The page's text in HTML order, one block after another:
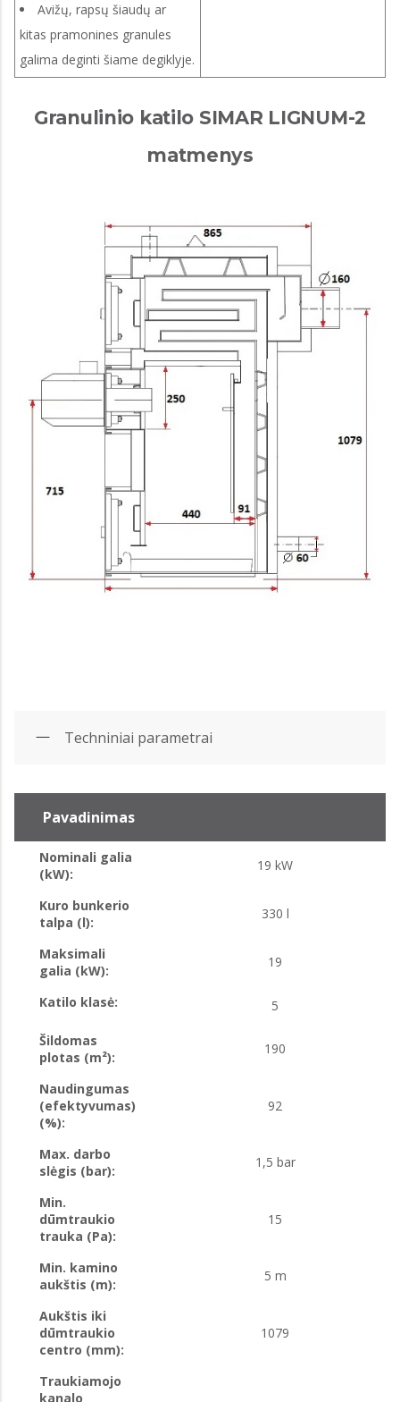
Avižų, rapsų šiaudų ar
kitas pramonines granules
galima deginti šiame degiklyje.
Granulinio katilo SIMAR LIGNUM-2
matmenys
Techniniai parametrai
Pavadinimas
Nominali galia
(kW):
19 kW
Kuro bunkerio
talpa (l):
330 l
Maksimali
galia (kW):
19
Katilo klasė: 5
Šildomas
plotas (m²):
190
Naudingumas
(efektyvumas)
(%):
92
Max. darbo
slėgis (bar):
1,5 bar
Min.
dūmtraukio
trauka (Pa):
15
Min. kamino
aukštis (m):
5 m
Aukštis iki
dūmtraukio
centro (mm):
1079
Traukiamojo
kanalo